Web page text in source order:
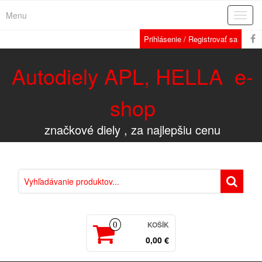
Menu
Prihlásenie / Registrovať sa
Autodiely APL, HELLA e-
shop
značkové diely , za najlepšiu cenu
0 KOŠÍK
0,00 €